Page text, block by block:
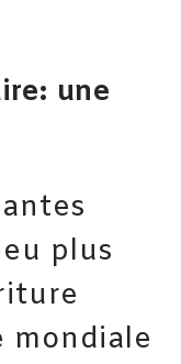
une
plus
mondiale